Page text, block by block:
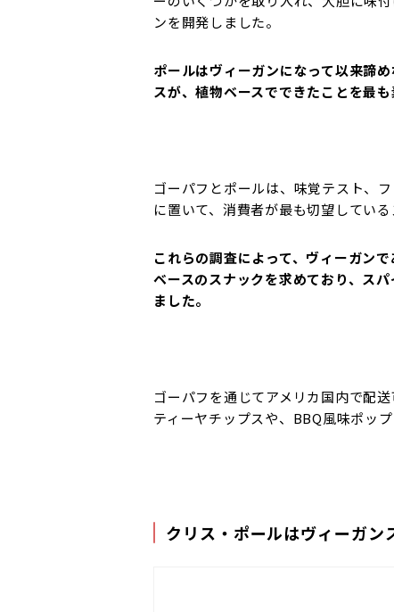
ンを開発しました。
ポールはヴィーガンになって以来諦
スが、植物ベースでできたことを最
ゴーパフ とポールは、味覚テスト、
に置いて、消費者が最も切望してい
これらの調査によって、ヴィーガン
ベースのスナックを求めており、ス
ました。
ゴーパフを通じてアメリカ国内で配
ティーヤチップスや、BBQ風味ポッ
クリス・ポールはヴィーガン